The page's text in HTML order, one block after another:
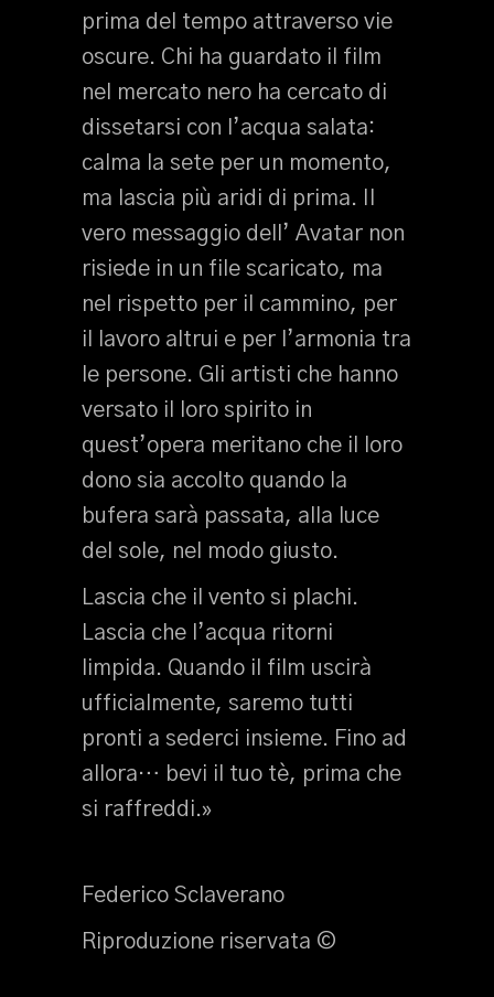
prima del tempo attraverso vie
oscure. Chi ha guardato il film
nel mercato nero ha cercato di
dissetarsi con l’acqua salata:
calma la sete per un momento,
ma lascia più aridi di prima. Il
vero messaggio dell’ Avatar non
risiede in un file scaricato, ma
nel rispetto per il cammino, per
il lavoro altrui e per l’armonia tra
le persone. Gli artisti che hanno
versato il loro spirito in
quest’opera meritano che il loro
dono sia accolto quando la
bufera sarà passata, alla luce
del sole, nel modo giusto.
Lascia che il vento si plachi.
Lascia che l’acqua ritorni
limpida. Quando il film uscirà
ufficialmente, saremo tutti
pronti a sederci insieme. Fino ad
allora… bevi il tuo tè, prima che
si raffreddi.»
Federico Sclaverano
Riproduzione riservata ©